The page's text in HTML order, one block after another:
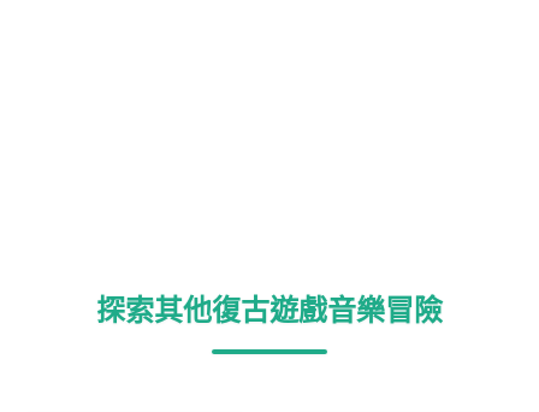
探索其他復古遊戲音樂冒險